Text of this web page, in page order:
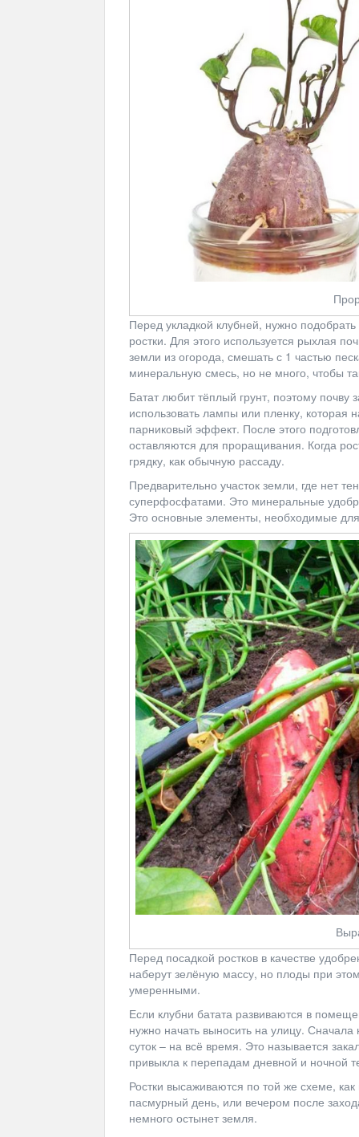
Перед укладкой клубней, нужно
ростки. Для этого используется рыхлая
земли из огорода, смешать с 1 частью
минеральную смесь, но не много, чтобы
Батат любит тёплый грунт, поэтому почву
использовать лампы или пленку, которая
парниковый эффект. После этого
оставляются для проращивания. Когда
грядку, как обычную рассаду.
Предварительно участок земли, где нет
суперфосфатами. Это минеральные
Это основные элементы, необходимые
Перед посадкой ростков в качестве
наберут зелёную массу, но плоды при
умеренными.
Если клубни батата развиваются в
нужно начать выносить на улицу.
суток – на всё время. Это называется
привыкла к перепадам дневной и ночной
Ростки высаживаются по той же схеме,
пасмурный день, или вечером после
немного остынет земля.